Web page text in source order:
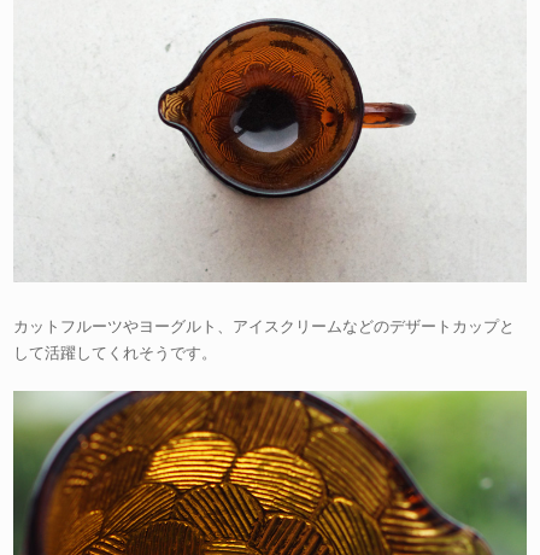
カットフルーツやヨーグルト、アイスクリームなどのデザートカップと
して活躍してくれそうです。